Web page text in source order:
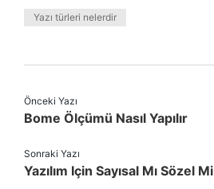
Yazı türleri nelerdir
Önceki Yazı
Bome Ölçümü Nasıl Yapılır
Sonraki Yazı
Yazılım Için Sayısal Mı Sözel Mi